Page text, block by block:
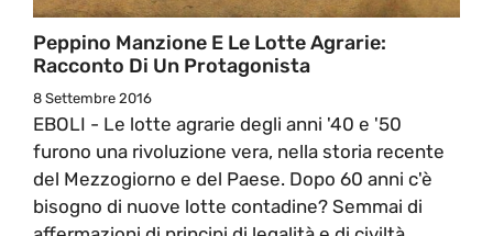
Peppino Manzione E Le Lotte Agrarie:
Racconto Di Un Protagonista
8 Settembre 2016
EBOLI - Le lotte agrarie degli anni '40 e '50
furono una rivoluzione vera, nella storia recente
del Mezzogiorno e del Paese. Dopo 60 anni c'è
bisogno di nuove lotte contadine? Semmai di